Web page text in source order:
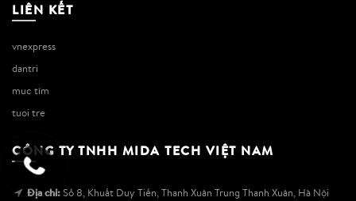
LIÊN KẾT
vnexpress
dantri
muc tím
tuoi tre
CÔNG TY TNHH MIDA TECH VIỆT NAM
Địa chỉ:Số 8, Khuất Duy Tiến, Thanh Xuân Trung Thanh Xuân, Hà Nội